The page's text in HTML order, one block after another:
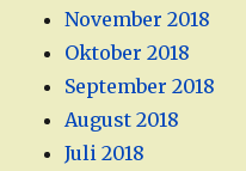
November 2018
Oktober 2018
September 2018
August 2018
Juli 2018